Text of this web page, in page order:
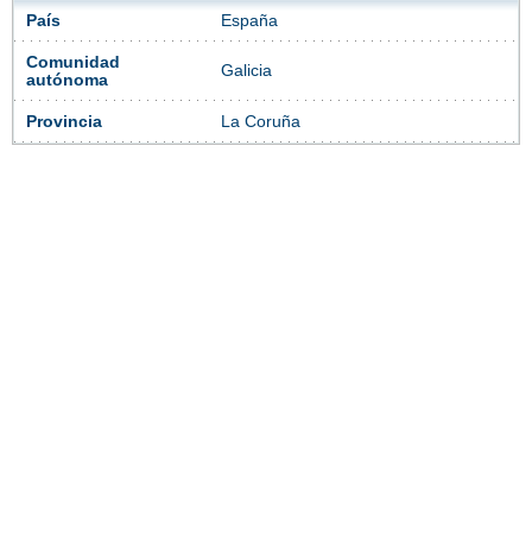
País España
Comunidad
autónoma
Galicia
Provincia La Coruña